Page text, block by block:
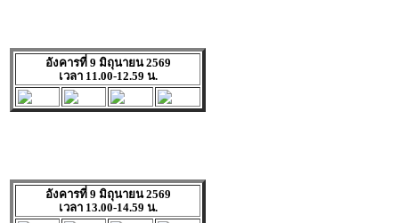
อังคารที่ 9 มิถุนายน 2569
เวลา 11.00-12.59 น.
อังคารที่ 9 มิถุนายน 2569
เวลา 13.00-14.59 น.